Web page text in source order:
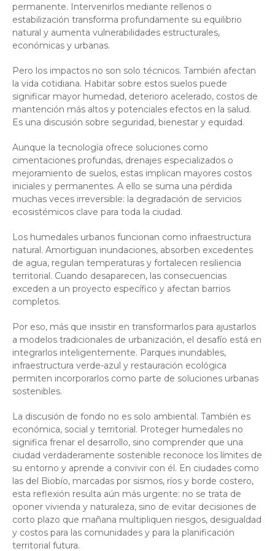
permanente. Intervenirlos mediante rellenos o
estabilización transforma profundamente su equilibrio
natural y aumenta vulnerabilidades estructurales,
económicas y urbanas.
Pero los impactos no son solo técnicos. También afectan
la vida cotidiana. Habitar sobre estos suelos puede
significar mayor humedad, deterioro acelerado, costos de
mantención más altos y potenciales efectos en la salud.
Es una discusión sobre seguridad, bienestar y equidad.
Aunque la tecnología ofrece soluciones como
cimentaciones profundas, drenajes especializados o
mejoramiento de suelos, estas implican mayores costos
iniciales y permanentes. A ello se suma una pérdida
muchas veces irreversible: la degradación de servicios
ecosistémicos clave para toda la ciudad.
Los humedales urbanos funcionan como infraestructura
natural. Amortiguan inundaciones, absorben excedentes
de agua, regulan temperaturas y fortalecen resiliencia
territorial. Cuando desaparecen, las consecuencias
exceden a un proyecto específico y afectan barrios
completos.
Por eso, más que insistir en transformarlos para ajustarlos
a modelos tradicionales de urbanización, el desafío está en
integrarlos inteligentemente. Parques inundables,
infraestructura verde-azul y restauración ecológica
permiten incorporarlos como parte de soluciones urbanas
sostenibles.
La discusión de fondo no es solo ambiental. También es
económica, social y territorial. Proteger humedales no
significa frenar el desarrollo, sino comprender que una
ciudad verdaderamente sostenible reconoce los límites de
su entorno y aprende a convivir con él. En ciudades como
las del Biobío, marcadas por sismos, ríos y borde costero,
esta reflexión resulta aún más urgente: no se trata de
oponer vivienda y naturaleza, sino de evitar decisiones de
corto plazo que mañana multipliquen riesgos, desigualdad
y costos para las comunidades y para la planificación
territorial futura.